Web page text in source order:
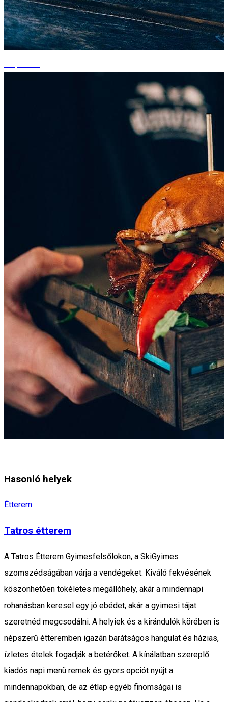
Hasonló helyek
Étterem
Tatros étterem
A Tatros Étterem Gyimesfelsőlokon, a SkiGyimes
szomszédságában várja a vendégeket. Kiváló fekvésének
köszönhetően tökéletes megállóhely, akár a mindennapi
rohanásban keresel egy jó ebédet, akár a gyimesi tájat
szeretnéd megcsodálni. A helyiek és a kirándulók körében is
népszerű étteremben igazán barátságos hangulat és házias,
ízletes ételek fogadják a betérőket. A kínálatban szereplő
kiadós napi menü remek és gyors opciót nyújt a
mindennapokban, de az étlap egyéb finomságai is